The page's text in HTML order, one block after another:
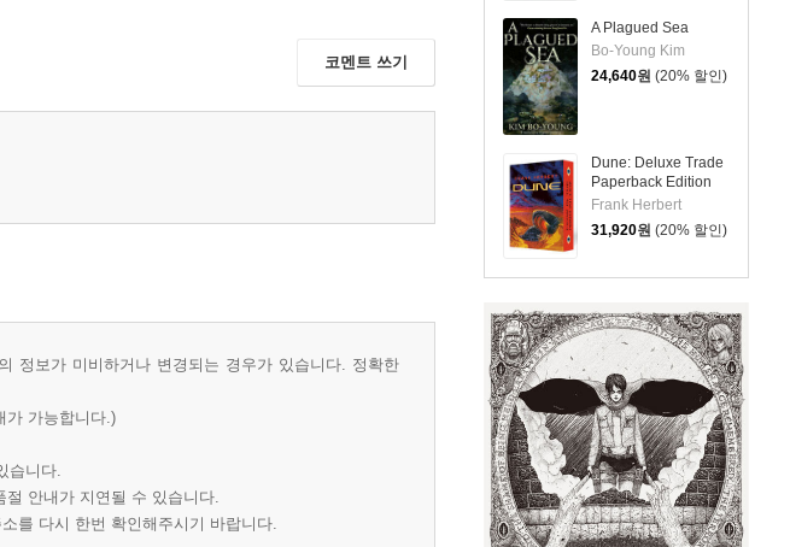
A Plagued Sea
Bo-Young Kim
24,640원 (20% 할인)
Dune: Deluxe Trade
Paperback Edition
Frank Herbert
31,920원 (20% 할인)
코멘트 쓰기
정보가 미비하거나 변경되는 경우가 있습니다. 정확한
가 가능합니다.)
습니다.
안내가 지연될 수 있습니다.
를 다시 한번 확인해주시기 바랍니다.